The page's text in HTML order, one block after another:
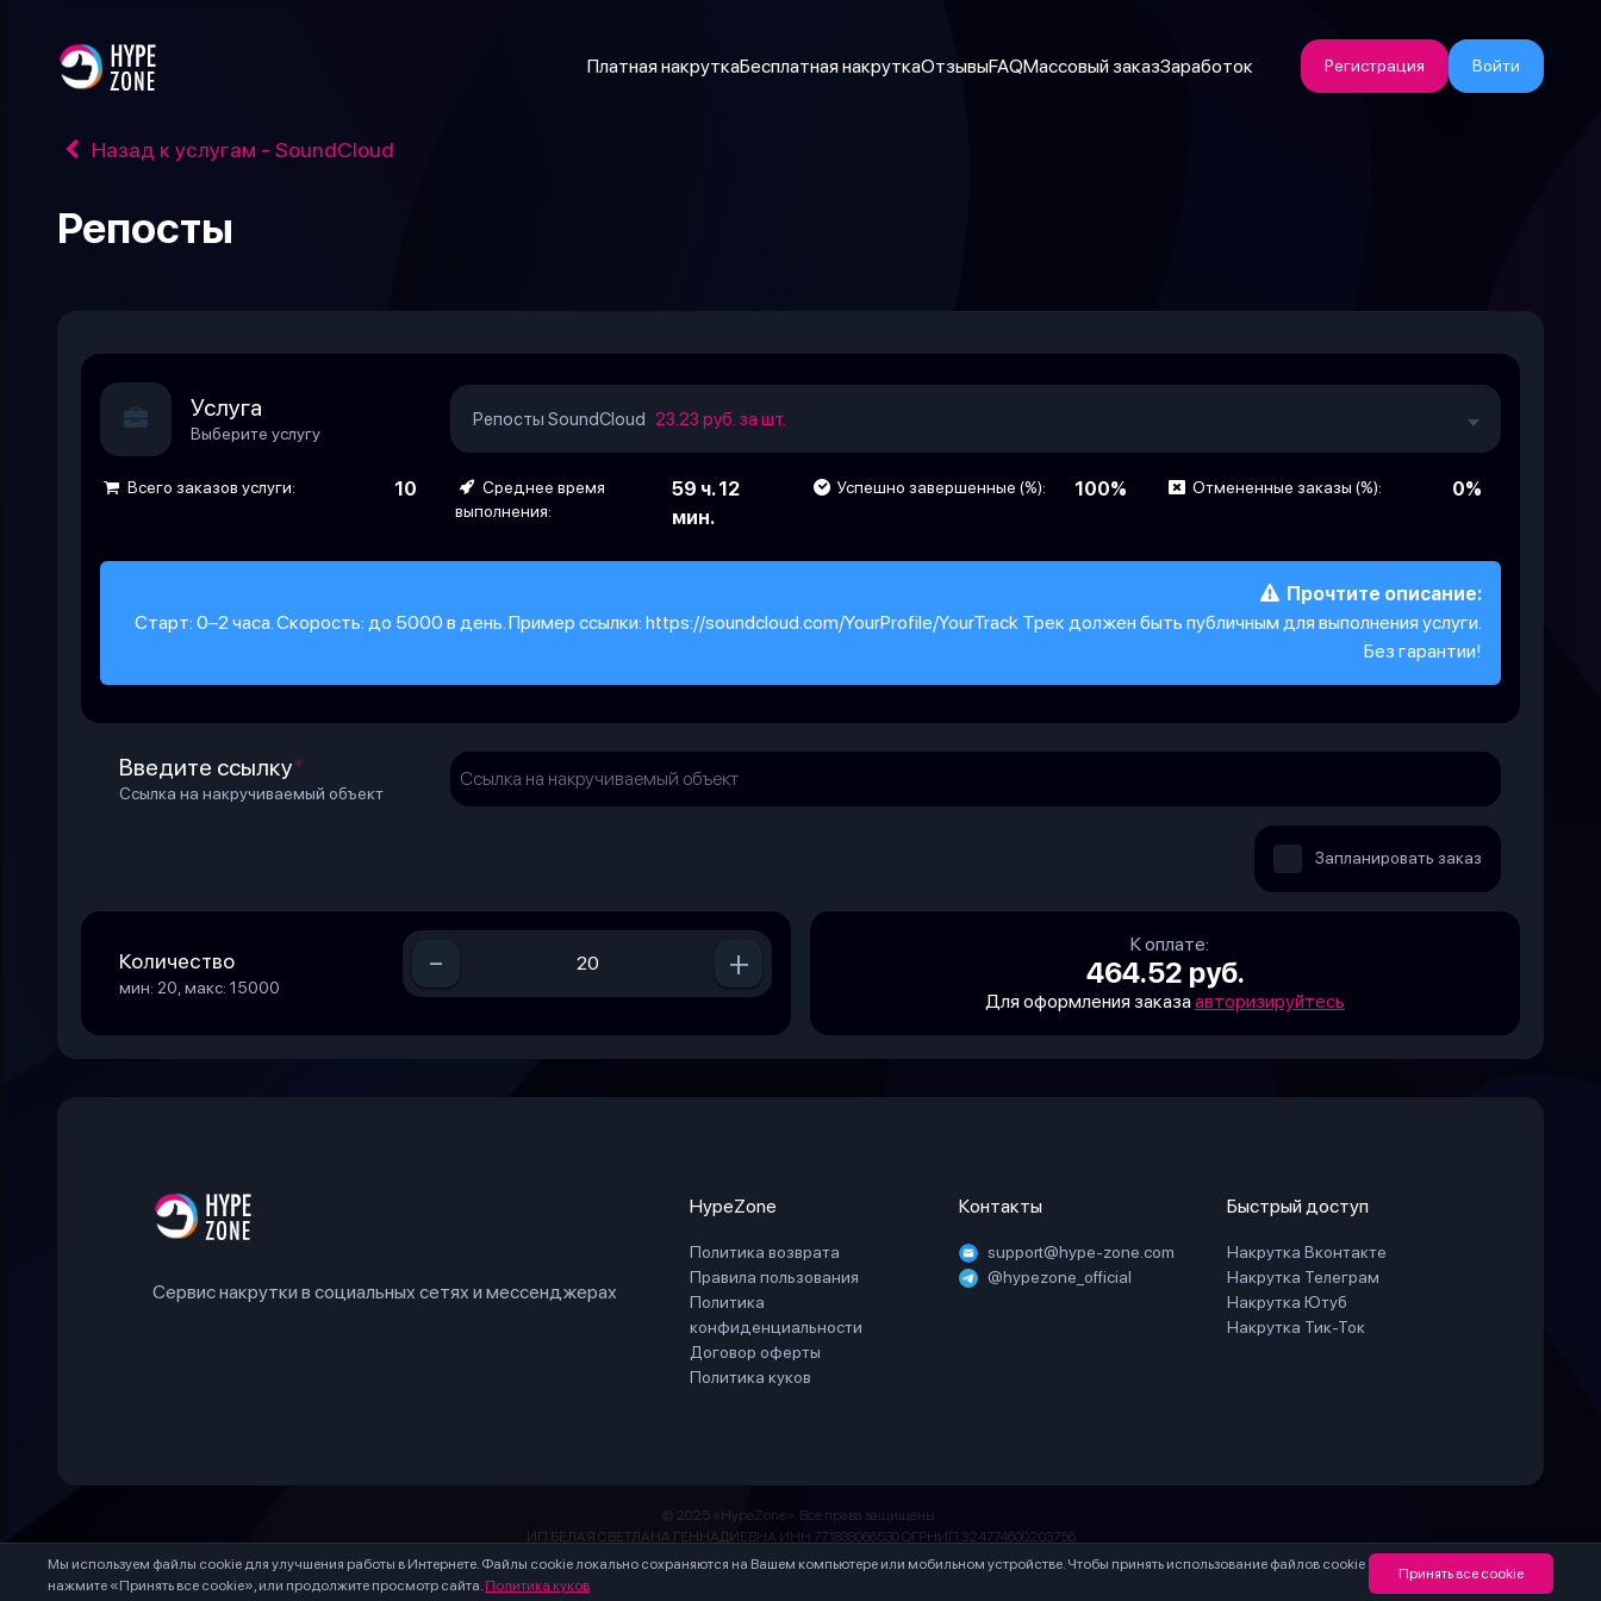
Платная накруткаБесплатная накруткаОтзывыFAQМассовый заказЗаработок Регистрация Войти
Назад к услугам - SoundCloud
Репосты
Услуга
Выберите услугу
Репосты SoundCloud 23.23 руб. за шт.
Всего заказов услуги: 10
Среднее время
выполнения:
59 ч. 12
мин.
Успешно завершенные (%): 100% Отмененные заказы (%): 0%
Прочтите описание:
Старт: 0–2 часа. Скорость: до 5000 в день. Пример ссылки: https://soundcloud.com/YourProfile/YourTrack Трек должен быть публичным для выполнения услуги.
Без гарантии!
Введите ссылку*
Ссылка на накручиваемый объект
Запланировать заказ
Количество
мин: 20, макс: 15000
- + К оплате:
464.52 руб.
Для оформления заказаавторизируйтесь
Мы используем файлы cookie для улучшения работы в Интернете. Файлы cookie локально сохраняются на Вашем компьютере или мобильном устройстве. Чтобы принять использование файлов cookie
нажмите «Принять все cookie», или продолжите просмотр сайта. Политика куков
Принять все cookie
Сервис накрутки в социальных сетях и мессенджерах
HypeZone
Политика возврата
Правила пользования
Политика
конфиденциальности
Договор оферты
Политика куков
Контакты
support@hype-zone.com
@hypezone_official
Быстрый доступ
Накрутка Вконтакте
Накрутка Телеграм
Накрутка Ютуб
Накрутка Тик-Ток
© 2025 «HypeZone». Все права защищены.
ИП БЕЛАЯ СВЕТЛАНА ГЕННАДИЕВНА ИНН 771888066530 ОГРНИП 324774600203756
* – Meta Platforms Inc. (Facebook, Instagram) - признана экстремистской, ее деятельность запрещена на территории России.